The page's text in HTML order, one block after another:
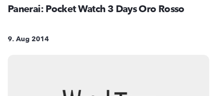
Panerai: Pocket Watch 3 Days Oro Rosso
9. Aug 2014